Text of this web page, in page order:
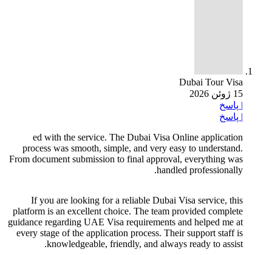
Dubai Tour Visa
15 ژوئن 2026
| پاسخ
| پاسخ
ed with the service. The Dubai Visa Online application
process was smooth, simple, and very easy to understand.
From document submission to final approval, everything was
handled professionally.
If you are looking for a reliable Dubai Visa service, this
platform is an excellent choice. The team provided complete
guidance regarding UAE Visa requirements and helped me at
every stage of the application process. Their support staff is
knowledgeable, friendly, and always ready to assist.